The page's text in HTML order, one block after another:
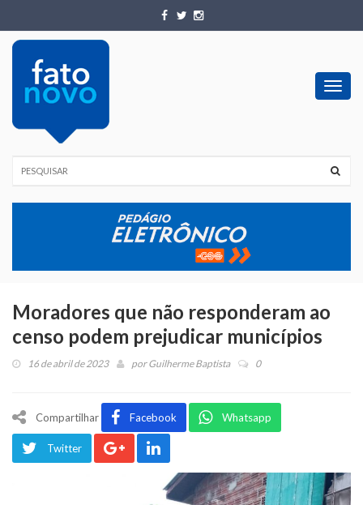
Moradores que não responderam ao
censo podem prejudicar municípios
16 de abril de 2023 porGuilherme Baptista 0
Compartilhar Facebook Whatsapp
Twitter